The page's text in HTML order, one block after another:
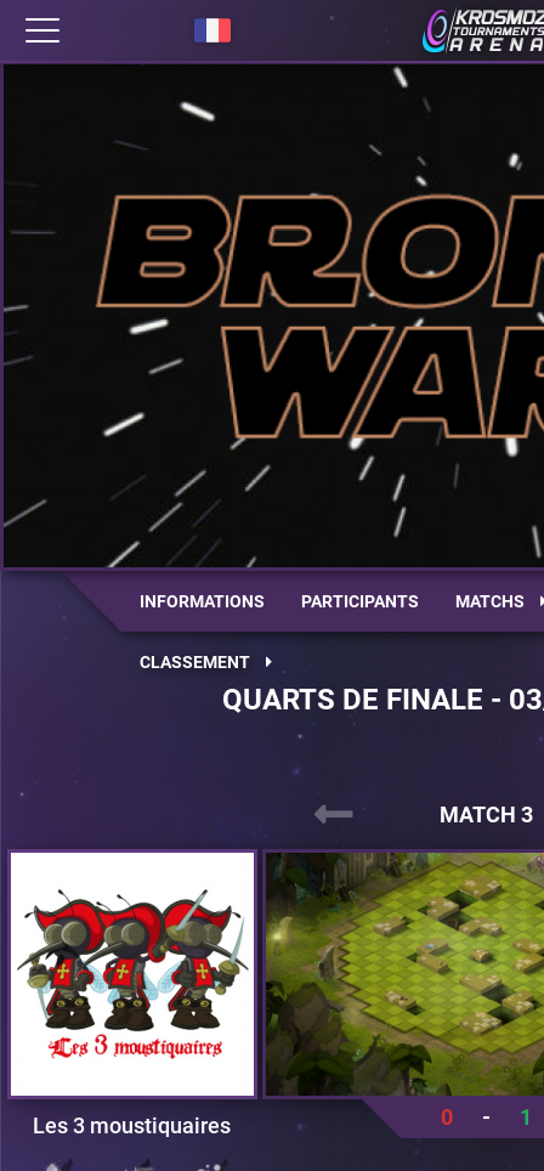
INFORMATIONS PARTICIPANTS MATCHS
CLASSEMENT
QUARTS DE FINALE -
MATCH 3
Les 3 moustiquaires 0 - 1